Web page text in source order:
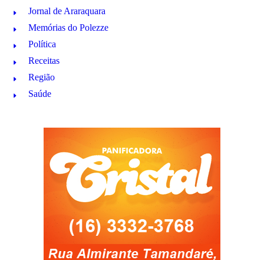
Jornal de Araraquara
Memórias do Polezze
Política
Receitas
Região
Saúde